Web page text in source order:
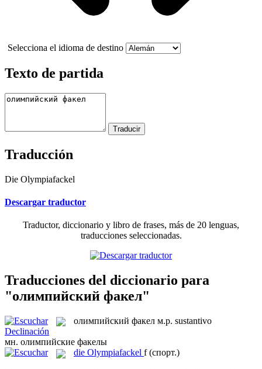
Selecciona el idioma de destino
Texto de partida
Traducción
Die Olympiafackel
Descargar traductor
Traductor, diccionario y libro de frases, más de 20 lenguas,
traducciones seleccionadas.
Traducciones del diccionario para
"олимпийский факел"
олимпийский факел м.р. sustantivo
Declinación
мн. олимпийские факелы
die Olympiafackel f (спорт.)